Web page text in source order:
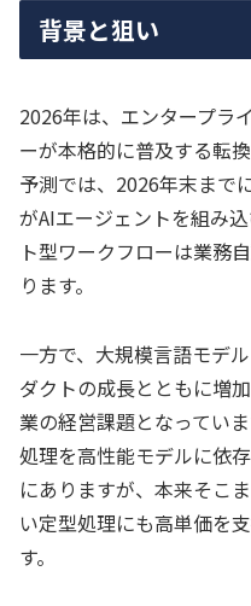
背景と狙い
2026年は、エンタープラ
ーが本格的に普及する転
予測では、2026年末まで
がAIエージェントを組み
ト型ワークフローは業務
ります。
一方で、大規模言語モデ
ダクトの成長とともに増
業の経営課題となってい
処理を高性能モデルに依
にありますが、本来そこ
い定型処理にも高単価を
す。